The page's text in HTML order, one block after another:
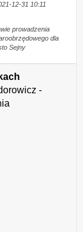
12-31 10:11
prowadzenia
dla
Sejny
-